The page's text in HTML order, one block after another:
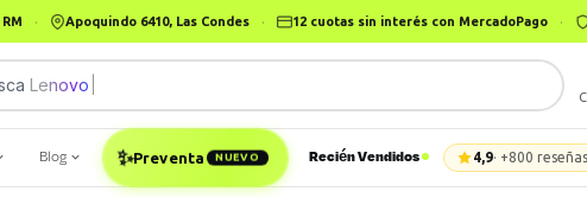
· Apoquindo 6410, Las Condes · 12 cuotas sin interés con MercadoPago ·
Lenovo Leg
Blog ✨Preventa NUEVO Recién Vendidos 4,9· +800 reseñas